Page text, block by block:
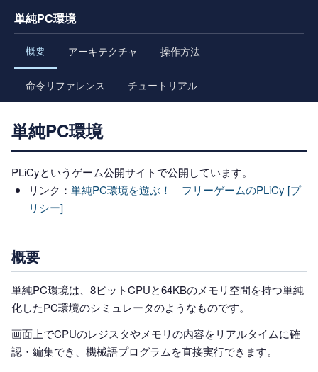
単純PC環境
概要 アーキテクチャ 操作方法
命令リファレンス チュートリアル
単純PC環境
PLiCyというゲーム公開サイトで公開しています。
リンク： 単純PC環境を遊ぶ！ フリーゲームのPLiCy [プ
リシー]
概要
単純PC環境は、8ビットCPUと64KBのメモリ空間を持つ単純
化したPC環境のシミュレータのようなものです。
画面上でCPUのレジスタやメモリの内容をリアルタイムに確
認・編集でき、機械語プログラムを直接実行できます。